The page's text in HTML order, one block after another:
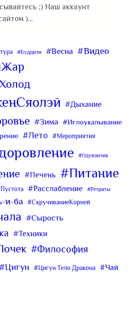
;) Наш аккаунт
)…
#Буддизм #Весна #Видео
#Дыхание
#Зима #Иглоукалывание
#Лето #Мероприятия
#Одуванчик
#Печень #Питание
#Расслабление #Ретриты
и-ба #СкручиваниеКорней
#Сырость
#Техники
#Философия
#Цигун Тело Дракона #Чай